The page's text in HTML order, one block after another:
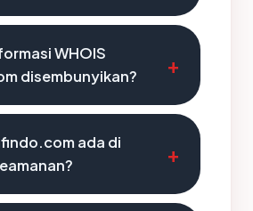
WHOIS
disembunyikan?
ada di